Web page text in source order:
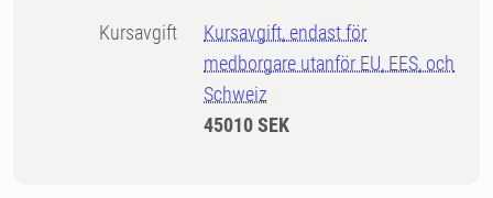
Kursavgift
Kursavgift, endast för
medborgare utanför EU, EES, och
Schweiz
45010 SEK